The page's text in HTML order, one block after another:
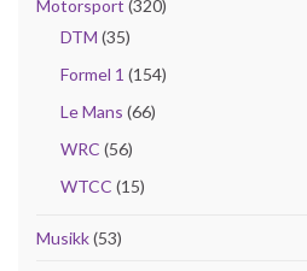
Motorsport (320)
DTM (35)
Formel 1 (154)
Le Mans (66)
WRC (56)
WTCC (15)
Musikk(53)